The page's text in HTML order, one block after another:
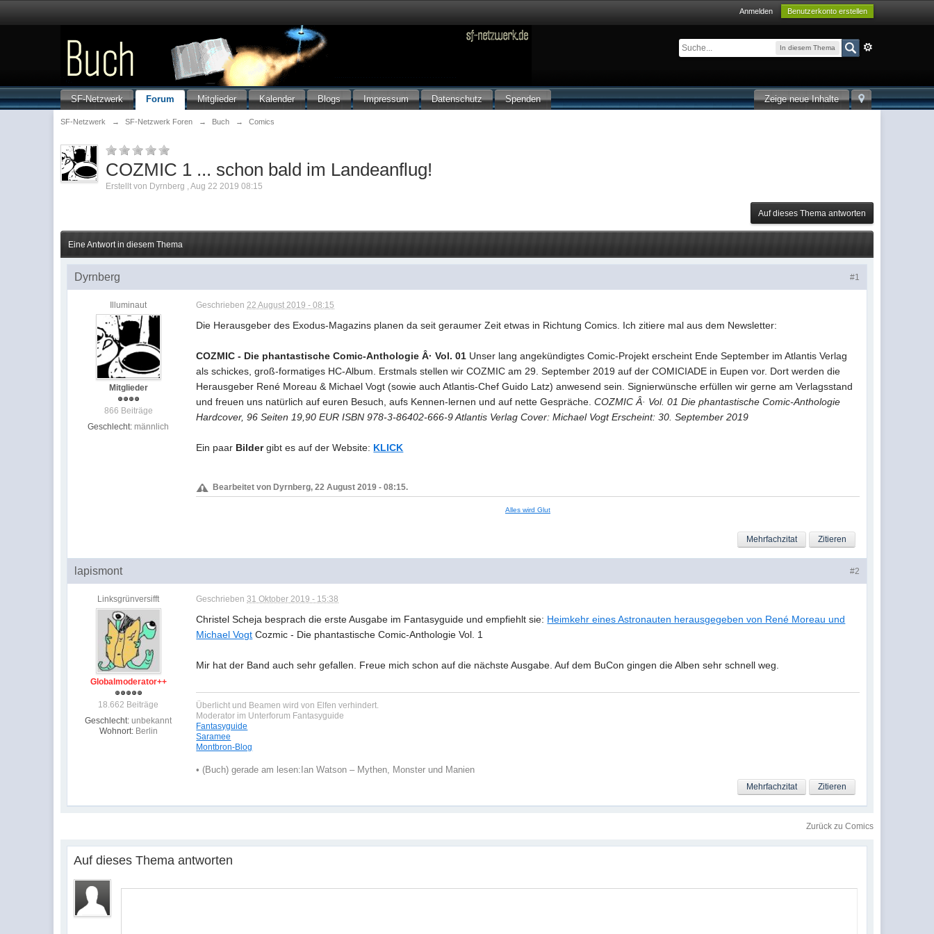
Anmelden Benutzerkonto erstellen
In diesem Thema
Zeige neue Inhalte
SF-Netzwerk Forum Mitglieder Kalender Blogs Impressum Datenschutz Spenden
SF-Netzwerk → SF-Netzwerk Foren → Buch → Comics
COZMIC 1 ... schon bald im Landeanflug!
Erstellt von Dyrnberg ,Aug 22 2019 08:15
Auf dieses Thema antworten
Eine Antwort in diesem Thema
#1
Dyrnberg
Illuminaut
Mitglieder
866 Beiträge
Geschlecht: männlich
Geschrieben22 August 2019 - 08:15
Die Herausgeber des Exodus-Magazins planen da seit geraumer Zeit etwas in Richtung Comics. Ich zitiere mal aus dem Newsletter:
COZMIC - Die phantastische Comic-Anthologie Â· Vol. 01 Unser lang angekündigtes Comic-Projekt erscheint Ende September im Atlantis Verlag
als schickes, groß-formatiges HC-Album. Erstmals stellen wir COZMIC am 29. September 2019 auf der COMICIADE in Eupen vor. Dort werden die
Herausgeber René Moreau & Michael Vogt (sowie auch Atlantis-Chef Guido Latz) anwesend sein. Signierwünsche erfüllen wir gerne am Verlagsstand
und freuen uns natürlich auf euren Besuch, aufs Kennen-lernen und auf nette Gespräche.COZMIC Â· Vol. 01 Die phantastische Comic-Anthologie
Hardcover, 96 Seiten 19,90 EUR ISBN 978-3-86402-666-9 Atlantis Verlag Cover: Michael Vogt Erscheint: 30. September 2019
Ein paar Bildergibt es auf der Website: KLICK
Bearbeitet von Dyrnberg, 22 August 2019 - 08:15.
Alles wird Glut
Zitieren
Mehrfachzitat
#2
lapismont
Linksgrünversifft
Globalmoderator++
18.662 Beiträge
Geschlecht: unbekannt
Wohnort: Berlin
Geschrieben31 Oktober 2019 - 15:38
Christel Scheja besprach die erste Ausgabe im Fantasyguide und empfiehlt sie: Heimkehr eines Astronauten herausgegeben von René Moreau und
Michael Vogt Cozmic - Die phantastische Comic-Anthologie Vol. 1
Mir hat der Band auch sehr gefallen. Freue mich schon auf die nächste Ausgabe. Auf dem BuCon gingen die Alben sehr schnell weg.
Überlicht und Beamen wird von Elfen verhindert.
Moderator im Unterforum Fantasyguide
Fantasyguide
Saramee
Montbron-Blog
• (Buch) gerade am lesen: Ian Watson – Mythen, Monster und Manien
Zitieren
Mehrfachzitat
Zurück zu Comics
Auf dieses Thema antworten